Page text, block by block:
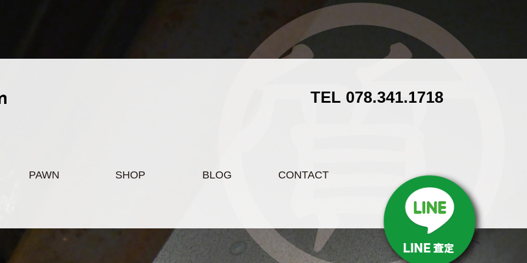
TEL 078.341.1718
PAWN SHOP BLOG CONTACT